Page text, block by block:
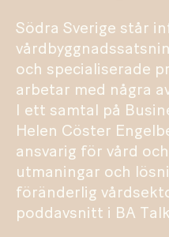
Södra Sverige står
och specialiserade
arbetar med några
I ett samtal på
Helen Cöster
ansvarig för vård
utmaningar och
föränderlig
poddavsnitt i BA